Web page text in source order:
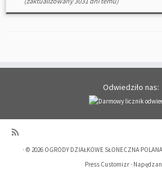
Odwiedziło nas:
· © 2026 OGRODY DZIAŁKOWE SŁONECZNA
Press Customizr ·